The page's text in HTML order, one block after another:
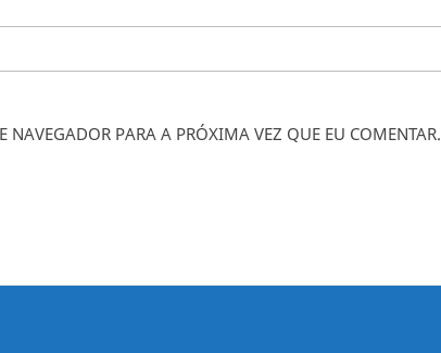
NAVEGADOR PARA A PRÓXIMA VEZ QUE EU COMENTAR.